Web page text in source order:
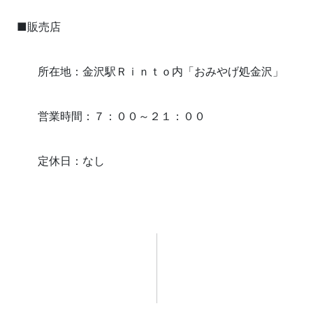
■販売店
所在地：金沢駅Ｒｉｎｔｏ内「おみやげ処金沢」
営業時間：７：００～２１：００
定休日：なし